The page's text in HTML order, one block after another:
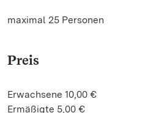
maximal 25 Personen
Preis
Erwachsene 10,00 €
Ermäßigte 5,00 €